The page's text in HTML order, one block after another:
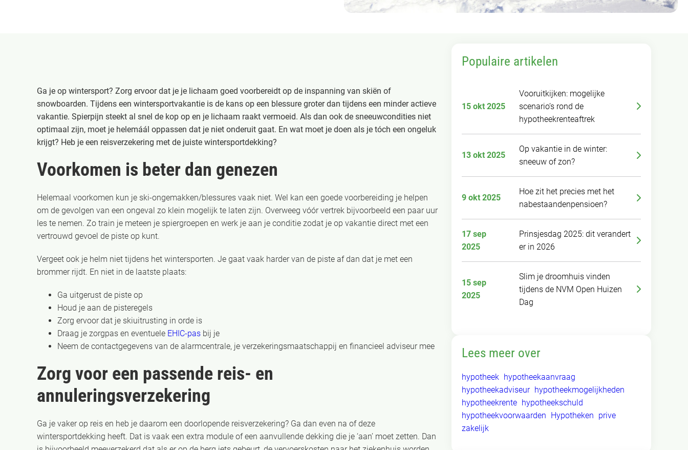
Ga je op wintersport? Zorg ervoor dat je je lichaam goed voorbereidt op de inspanning van skiën of
snowboarden. Tijdens een wintersportvakantie is de kans op een blessure groter dan tijdens een minder actieve
vakantie. Spierpijn steekt al snel de kop op en je lichaam raakt vermoeid. Als dan ook de sneeuwcondities niet
optimaal zijn, moet je helemáál oppassen dat je niet onderuit gaat. En wat moet je doen als je tóch een ongeluk
krijgt? Heb je een reisverzekering met de juiste wintersportdekking?
Voorkomen is beter dan genezen
Helemaal voorkomen kun je ski-ongemakken/blessures vaak niet. Wel kan een goede voorbereiding je helpen
om de gevolgen van een ongeval zo klein mogelijk te laten zijn. Overweeg vóór vertrek bijvoorbeeld een paar uur
les te nemen. Zo train je meteen je spiergroepen en werk je aan je conditie zodat je op vakantie direct met een
vertrouwd gevoel de piste op kunt.
Vergeet ook je helm niet tijdens het wintersporten. Je gaat vaak harder van de piste af dan dat je met een
brommer rijdt. En niet in de laatste plaats:
Ga uitgerust de piste op
Houd je aan de pisteregels
Zorg ervoor dat je skiuitrusting in orde is
Draag je zorgpas en eventuele EHIC-pas bij je
Neem de contactgegevens van de alarmcentrale, je verzekeringsmaatschappij en financieel adviseur mee
Zorg voor een passende reis- en
annuleringsverzekering
Ga je vaker op reis en heb je daarom een doorlopende reisverzekering? Ga dan even na of deze
wintersportdekking heeft. Dat is vaak een extra module of een aanvullende dekking die je ‘aan’ moet zetten. Dan
Populaire artikelen
15 okt 2025
Vooruitkijken: mogelijke
scenario’s rond de
hypotheekrenteaftrek
13 okt 2025
Op vakantie in de winter:
sneeuw of zon?
9 okt 2025
Hoe zit het precies met het
nabestaandenpensioen?
17 sep
2025
Prinsjesdag 2025: dit verandert
er in 2026
15 sep
2025
Slim je droomhuis vinden
tijdens de NVM Open Huizen
Dag
Lees meer over
hypotheek hypotheekaanvraag
hypotheekadviseur hypotheekmogelijkheden
hypotheekrente hypotheekschuld
hypotheekvoorwaarden Hypotheken prive
zakelijk